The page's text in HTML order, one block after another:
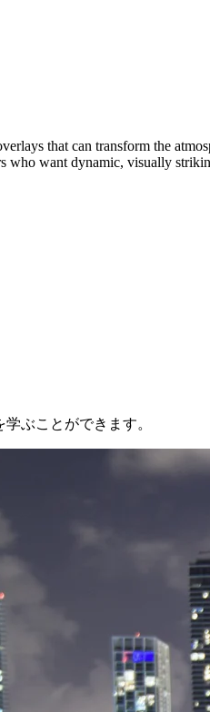
that can transform the
who want dynamic, visually
ぶことができます。